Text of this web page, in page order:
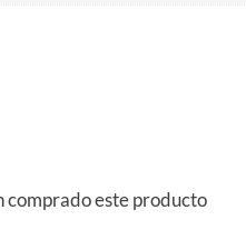
comprado este producto